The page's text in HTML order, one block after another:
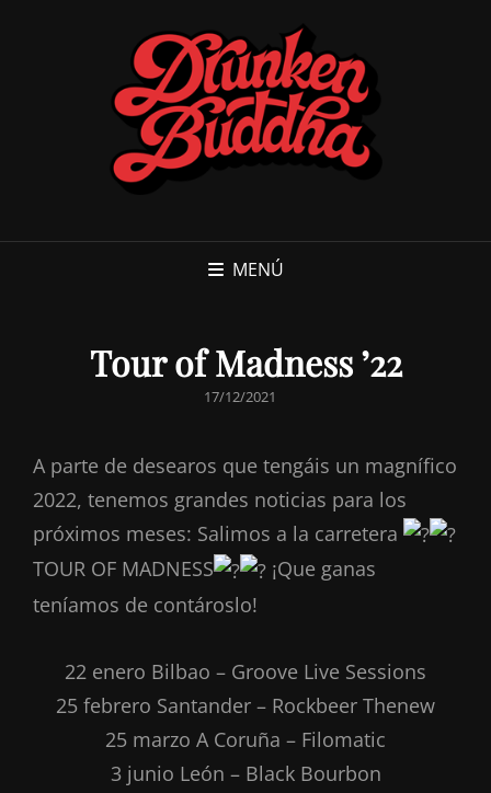
MENÚ
Tour of Madness ’22
PUBLICADO
17/12/2021
A parte de desearos que tengáis un magnífico
2022, tenemos grandes noticias para los
próximos meses: Salimos a la carretera
TOUR OF MADNESS
¡Que ganas
teníamos de contároslo!
22 enero Bilbao – Groove Live Sessions
25 febrero Santander – Rockbeer Thenew
25 marzo A Coruña – Filomatic
3 junio León – Black Bourbon